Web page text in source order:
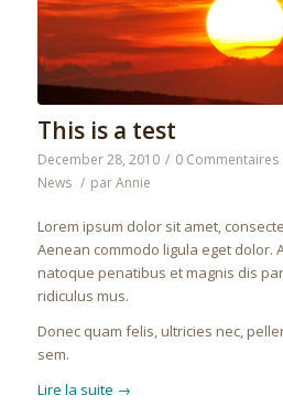
This is a test
December 28, 2010 / 0 Commentaires
News / parAnnie
Lorem ipsum dolor sit amet,
Aenean commodo ligula eget dolor.
natoque penatibus et magnis dis
ridiculus mus.
Donec quam felis, ultricies nec,
sem.
Lire la suite →